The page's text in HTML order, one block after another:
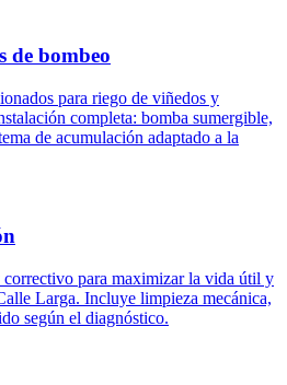
de bombeo
para riego de viñedos y
completa: bomba sumergible,
de acumulación adaptado a la
para maximizar la vida útil y
Larga. Incluye limpieza mecánica,
según el diagnóstico.